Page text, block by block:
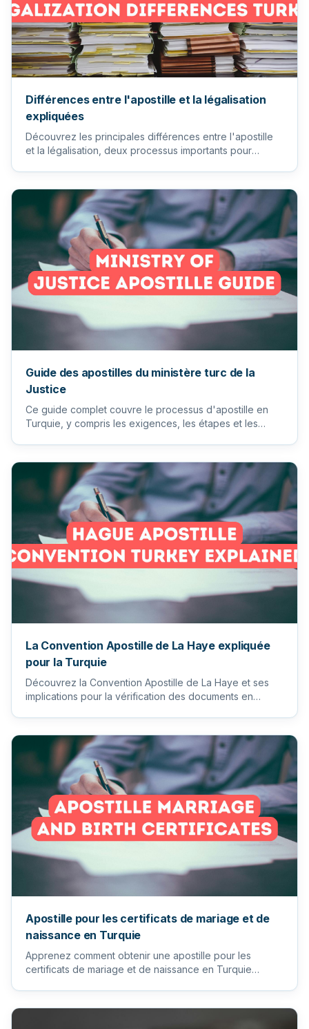
Différences entre l'apostille et la légalisation
expliquées
Découvrez les principales différences entre l'apostille
et la légalisation, deux processus importants pour
Guide des apostilles du ministère turc de la
Justice
Ce guide complet couvre le processus d'apostille en
Turquie, y compris les exigences, les étapes et les
La Convention Apostille de La Haye expliquée
pour la Turquie
Découvrez la Convention Apostille de La Haye et ses
implications pour la vérification des documents en
Apostille pour les certificats de mariage et de
naissance en Turquie
Apprenez comment obtenir une apostille pour les
certificats de mariage et de naissance en Turquie